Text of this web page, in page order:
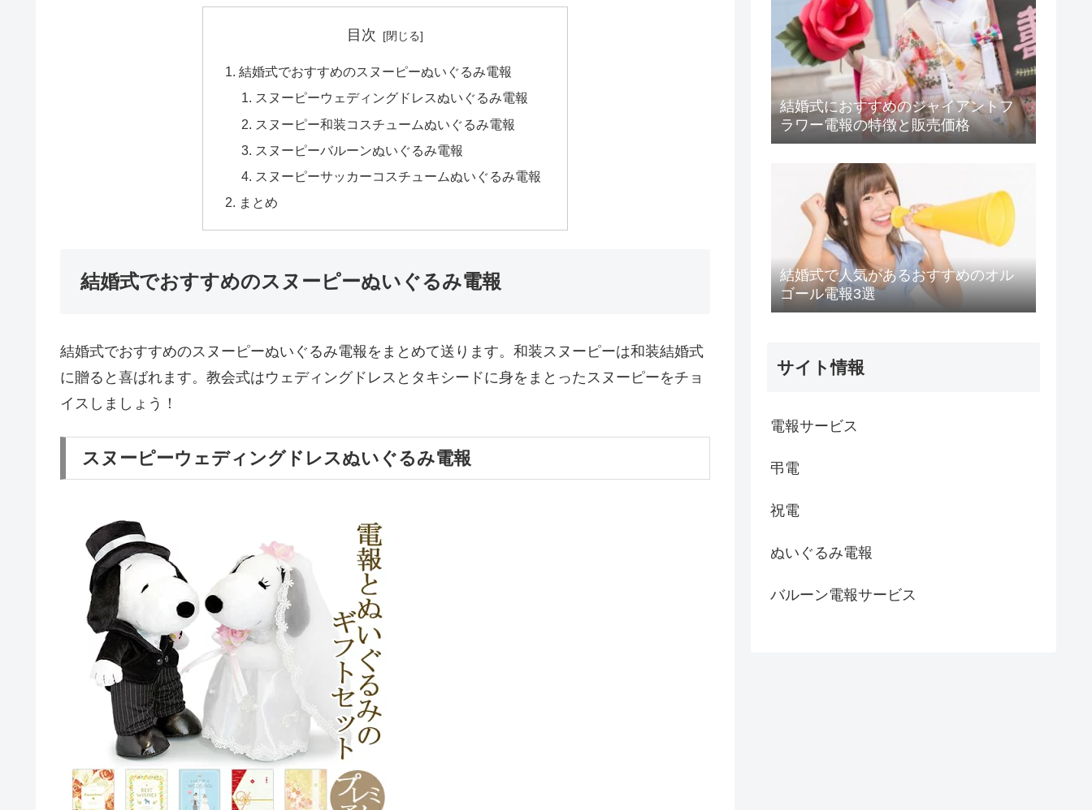
目次
結婚式でおすすめのスヌーピーぬいぐるみ電報
スヌーピーウェディングドレスぬいぐるみ電報
スヌーピー和装コスチュームぬいぐるみ電報
スヌーピーバルーンぬいぐるみ電報
スヌーピーサッカーコスチュームぬいぐるみ電報
まとめ
結婚式でおすすめのスヌーピーぬいぐるみ電報
結婚式でおすすめのスヌーピーぬいぐるみ電報をまとめて送ります。和装スヌーピーは和装結婚式
に贈ると喜ばれます。教会式はウェディングドレスとタキシードに身をまとったスヌーピーをチョ
イスしましょう！
スヌーピーウェディングドレスぬいぐるみ電報
結婚式におすすめのジャイアントフ
ラワー電報の特徴と販売価格
結婚式で人気があるおすすめのオル
ゴール電報3選
サイト情報
電報サービス
弔電
祝電
ぬいぐるみ電報
バルーン電報サービス